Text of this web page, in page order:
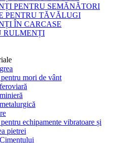
PENTRU SEMĂNĂTORI
PENTRU TĂVĂLUGI
ÎN CARCASE
RULMENȚI
mori de vânt
echipamente vibratoare și
pietrei